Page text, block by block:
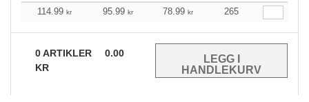
114.99 kr 95.99 kr 78.99 kr 265
0ARTIKLER
0.00
KR